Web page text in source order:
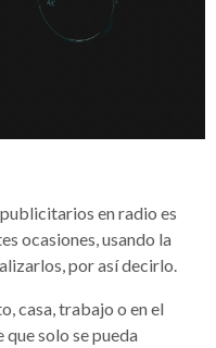
en radio es
ocasiones, usando la
por así decirlo.
casa, trabajo o en el
que solo se pueda